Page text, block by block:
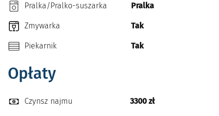
Pralka/Pralko-suszarka Pralka
Zmywarka Tak
Piekarnik Tak
Opłaty
Czynsz najmu 3300 zł